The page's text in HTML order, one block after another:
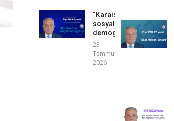
“Karaisalı’nın
sosyal
demografisi”
23
Temmuz
2026